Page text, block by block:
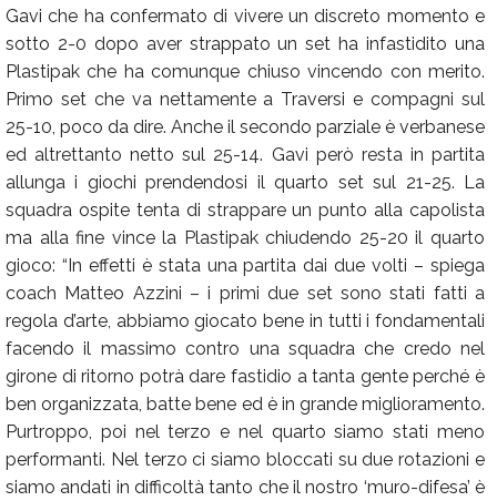
Gavi che ha confermato di vivere un discreto momento e
sotto 2-0 dopo aver strappato un set ha infastidito una
Plastipak che ha comunque chiuso vincendo con merito.
Primo set che va nettamente a Traversi e compagni sul
25-10, poco da dire. Anche il secondo parziale è verbanese
ed altrettanto netto sul 25-14. Gavi però resta in partita
allunga i giochi prendendosi il quarto set sul 21-25. La
squadra ospite tenta di strappare un punto alla capolista
ma alla fine vince la Plastipak chiudendo 25-20 il quarto
gioco: “In effetti è stata una partita dai due volti – spiega
coach Matteo Azzini – i primi due set sono stati fatti a
regola d’arte, abbiamo giocato bene in tutti i fondamentali
facendo il massimo contro una squadra che credo nel
girone di ritorno potrà dare fastidio a tanta gente perché è
ben organizzata, batte bene ed è in grande miglioramento.
Purtroppo, poi nel terzo e nel quarto siamo stati meno
performanti. Nel terzo ci siamo bloccati su due rotazioni e
siamo andati in difficoltà tanto che il nostro ‘muro-difesa’ è